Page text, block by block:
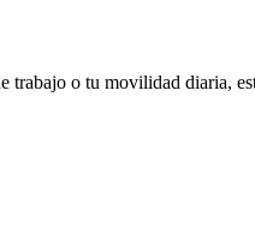
trabajo o tu movilidad diaria,